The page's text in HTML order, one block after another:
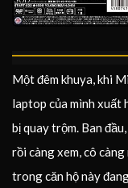
Một đêm khuya, khi
laptop của mình xuất
bị quay trộm. Ban
rồi càng xem, cô
trong căn hộ này